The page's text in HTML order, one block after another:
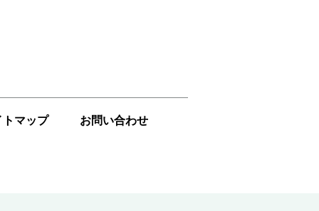
トマップ お問い合わせ